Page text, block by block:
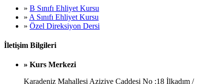
» B Sınıfı Ehliyet Kursu
» A Sınıfı Ehliyet Kursu
» Özel Direksiyon Dersi
İletişim Bilgileri
» Kurs Merkezi
Karadeniz Mahallesi Aziziye Caddesi No :18 İlkadım /